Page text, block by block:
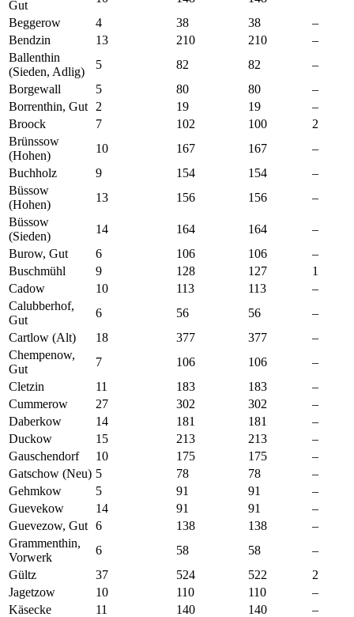
Gut
Beggerow
4 38 38
–
Bendzin
13 210 210
–
Ballenthin
(Sieden, Adlig)
5 82 82
–
Borgewall
5 80 80
–
Borrenthin, Gut
2 19 19
–
Broock
7 102 100
2
Brünssow
(Hohen)
10 167 167
–
Buchholz
9 154 154
–
Büssow
(Hohen)
13 156 156
–
Büssow
(Sieden)
14 164 164
–
Burow, Gut
6 106 106
–
Buschmühl
9 128 127
1
Cadow
10 113 113
–
Calubberhof,
Gut
6 56 56
–
Cartlow (Alt)
18 377 377
–
Chempenow,
Gut
7 106 106
–
Cletzin
11 183 183
–
Cummerow
27 302 302
–
Daberkow
14 181 181
–
Duckow
15 213 213
–
Gauschendorf
10 175 175
–
Gatschow (Neu) 5 78 78
–
Gehmkow
5 91 91
–
Guevekow
14 91 91
–
Guevezow, Gut 6 138 138
–
Grammenthin,
Vorwerk
6 58 58
–
Gültz
37 524 522
2
Jagetzow
10 110 110
–
Käsecke
11 140 140
–